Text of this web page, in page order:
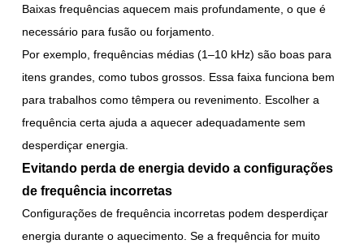
Baixas frequências aquecem mais profundamente, o que é
necessário para fusão ou forjamento.
Por exemplo, frequências médias (1–10 kHz) são boas para
itens grandes, como tubos grossos. Essa faixa funciona bem
para trabalhos como têmpera ou revenimento. Escolher a
frequência certa ajuda a aquecer adequadamente sem
desperdiçar energia.
Evitando perda de energia devido a configurações
de frequência incorretas
Configurações de frequência incorretas podem desperdiçar
energia durante o aquecimento. Se a frequência for muito